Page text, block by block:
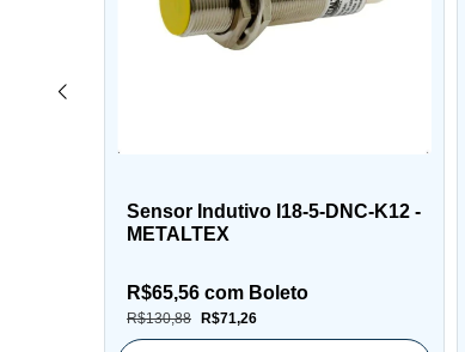
Sensor Indutivo I18-5-DNC-K12 -
METALTEX
R$130,88 R$71,26
R$65,56 com Boleto